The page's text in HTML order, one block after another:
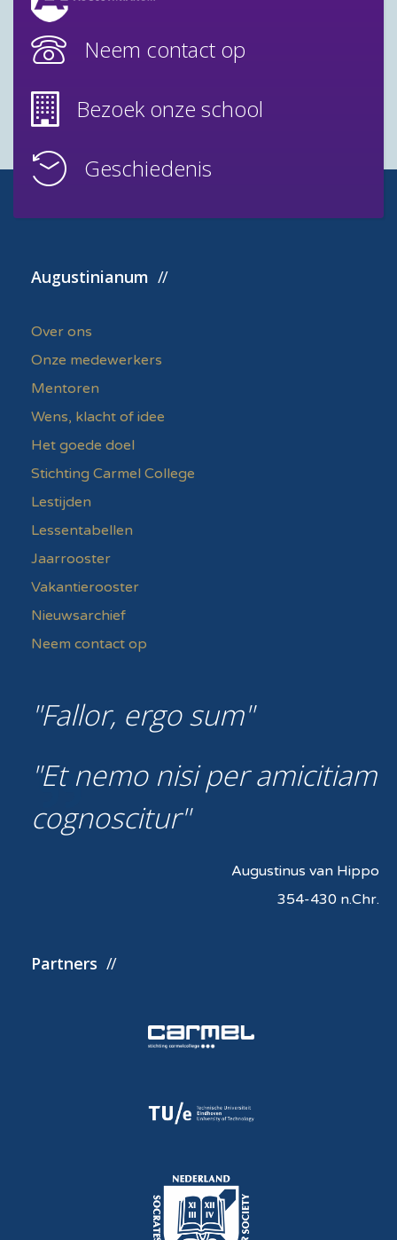
Neem contact op
Bezoek onze school
Geschiedenis
Augustinianum
Over ons
Onze medewerkers
Mentoren
Wens, klacht of idee
Het goede doel
Stichting Carmel College
Lestijden
Lessentabellen
Jaarrooster
Vakantierooster
Nieuwsarchief
Neem contact op
Fallor, ergo sum
Et nemo nisi per amicitiam
cognoscitur
Augustinus van Hippo
354-430 n.Chr.
Partners